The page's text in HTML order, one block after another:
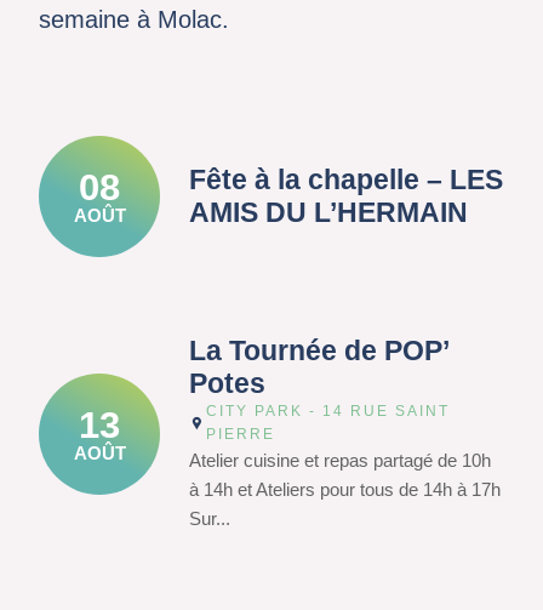
semaine à Molac.
08
AOÛT
Fête à la chapelle – LES
AMIS DU L’HERMAIN
13
AOÛT
La Tournée de POP’
Potes
CITY PARK - 14 RUE SAINT
PIERRE
Atelier cuisine et repas partagé de 10h
à 14h et Ateliers pour tous de 14h à 17h
Sur...